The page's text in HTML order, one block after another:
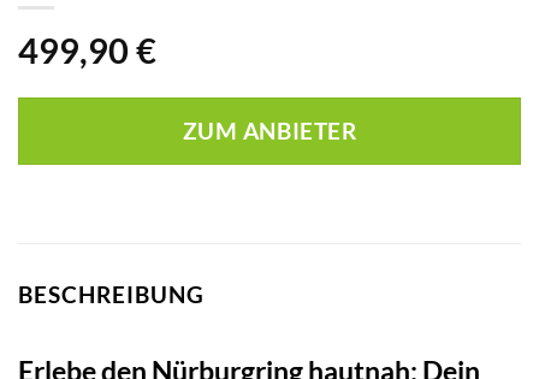
499,90 €
ZUM ANBIETER
BESCHREIBUNG
Erlebe den Nürburgring hautnah: Dein